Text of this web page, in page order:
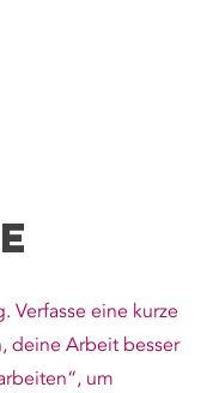
Verfasse eine kurze
deine Arbeit besser
um